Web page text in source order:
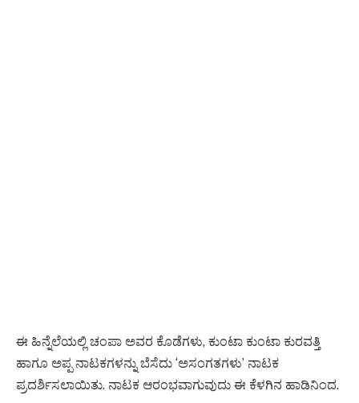
ಈ ಹಿನ್ನೆಲೆಯಲ್ಲಿ ಚಂಪಾ ಅವರ ಕೊಡೆಗಳು, ಕುಂಟಾ ಕುಂಟಾ ಕುರವತ್ತಿ
ಹಾಗೂ ಅಪ್ಪ ನಾಟಕಗಳನ್ನು ಬೆಸೆದು ‘ಅಸಂಗತಗಳು’ ನಾಟಕ
ಪ್ರದರ್ಶಿಸಲಾಯಿತು. ನಾಟಕ ಆರಂಭವಾಗುವುದು ಈ ಕೆಳಗಿನ ಹಾಡಿನಿಂದ.